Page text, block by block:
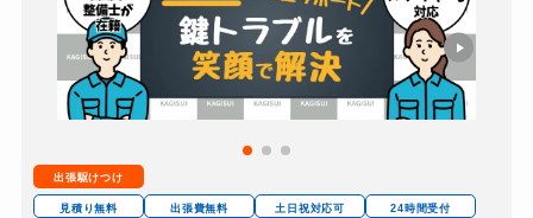
出張駆けつけ
見積り無料 出張費無料 土日祝対応可
24時間受付